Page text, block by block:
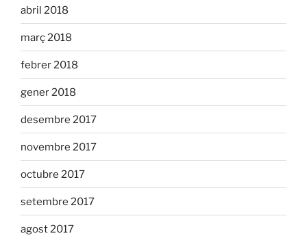
abril 2018
març 2018
febrer 2018
gener 2018
desembre 2017
novembre 2017
octubre 2017
setembre 2017
agost 2017